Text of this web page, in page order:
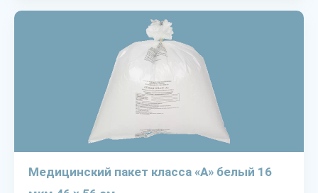
Медицинский пакет класса «А» белый 16